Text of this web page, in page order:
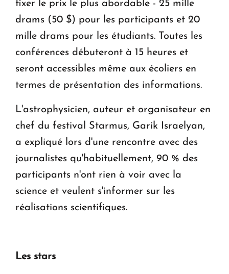
fixer le prix le plus abordable - 25 mille
drams (50 $) pour les participants et 20
mille drams pour les étudiants. Toutes les
conférences débuteront à 15 heures et
seront accessibles même aux écoliers en
termes de présentation des informations.
L'astrophysicien, auteur et organisateur en
chef du festival Starmus, Garik Israelyan,
a expliqué lors d'une rencontre avec des
journalistes qu'habituellement, 90 % des
participants n'ont rien à voir avec la
science et veulent s'informer sur les
réalisations scientifiques.
Les stars